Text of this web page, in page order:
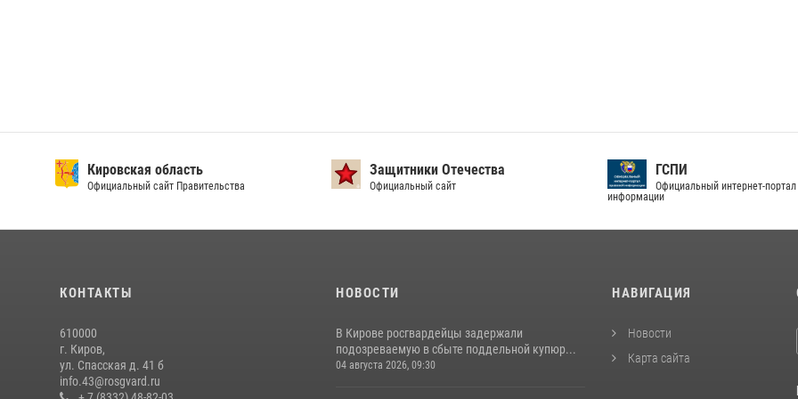
Кировская область
Официальный сайт Правительства
Защитники Отечества
Официальный сайт
ГСПИ
Официальный интернет-
информации
КОНТАКТЫ
610000
г. Киров,
ул. Спасская д. 41 б
info.43@rosgvard.ru
НОВОСТИ
В Кирове росгвардейцы задержали
подозреваемую в сбыте поддельной купюр...
04 августа 2026, 09:30
НАВИГАЦИЯ
Новости
Карта сайта